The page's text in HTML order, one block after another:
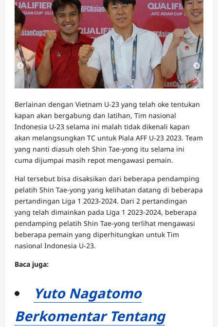
Berlainan dengan Vietnam U-23 yang telah oke tentukan
kapan akan bergabung dan latihan, Tim nasional
Indonesia U-23 selama ini malah tidak dikenali kapan
akan melangsungkan TC untuk Piala AFF U-23 2023. Team
yang nanti diasuh oleh Shin Tae-yong itu selama ini
cuma dijumpai masih repot mengawasi pemain.
Hal tersebut bisa disaksikan dari beberapa pendamping
pelatih Shin Tae-yong yang kelihatan datang di beberapa
pertandingan Liga 1 2023-2024. Dari 2 pertandingan
yang telah dimainkan pada Liga 1 2023-2024, beberapa
pendamping pelatih Shin Tae-yong terlihat mengawasi
beberapa pemain yang diperhitungkan untuk Tim
nasional Indonesia U-23.
Baca juga:
Yuto Nagatomo
Berkomentar Tentang